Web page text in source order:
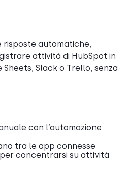
risposte automatiche,
attività di HubSpot in
Slack o Trello, senza
con l’automazione
tra le app connesse
concentrarsi su attività